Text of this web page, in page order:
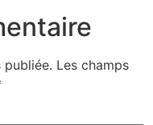
publiée. Les champs